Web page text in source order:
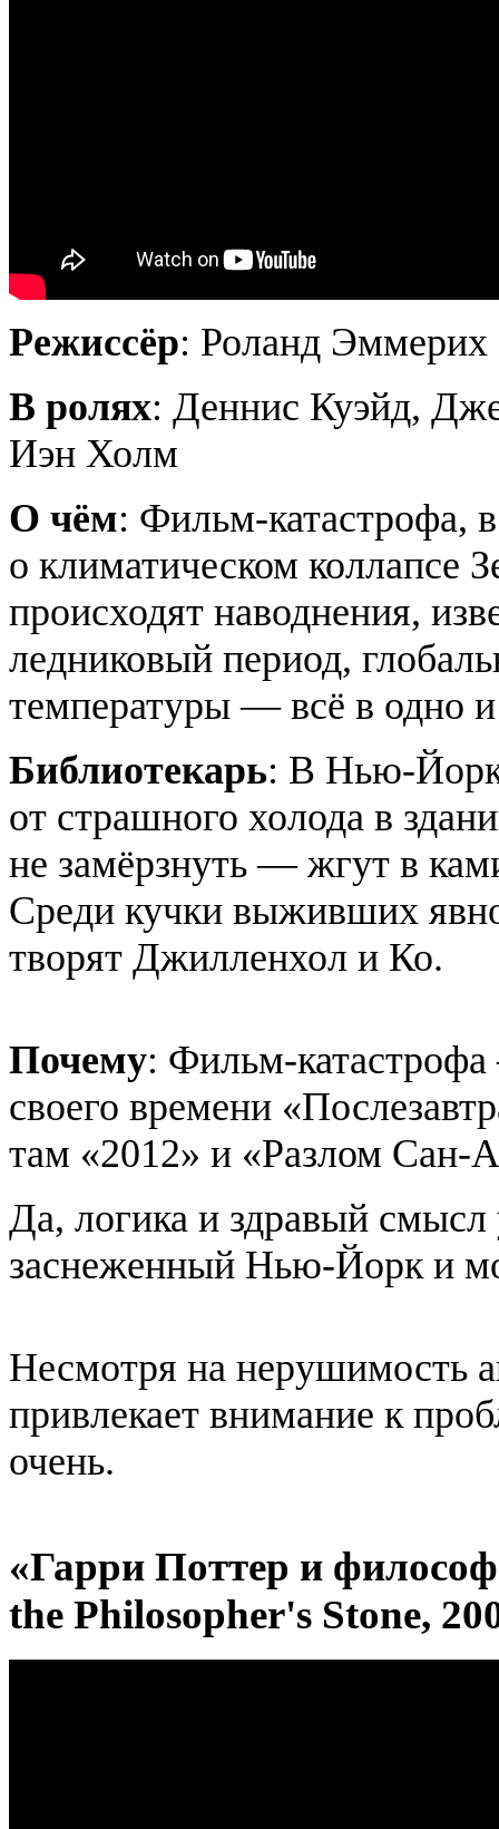
Режиссёр: Роланд Эммерих
В ролях: Деннис Куэйд,
Иэн Холм
О чём: Фильм-катастрофа,
о климатическом коллапсе
происходят наводнения,
ледниковый период,
температуры — всё в одно
Библиотекарь: В Нью-
от страшного холода в
не замёрзнуть — жгут в
Среди кучки выживших
творят Джилленхол и Ко.
Почему: Фильм-
своего времени
там «2012» и «Разлом Сан-
Да, логика и здравый смысл
заснеженный Нью-Йорк и
Несмотря на нерушимость
привлекает внимание к
очень.
«Гарри Поттер и
the Philosopher's Stone,